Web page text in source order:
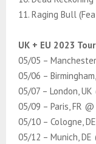
11. Raging Bull
UK + EU 2023 Tour
05/05 –
05/06 –
05/07 – London,
05/09 – Paris, FR
05/10 – Cologne,
05/12 – Munich,